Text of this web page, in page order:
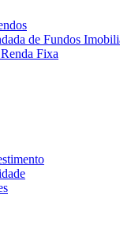
de Fundos
Fixa